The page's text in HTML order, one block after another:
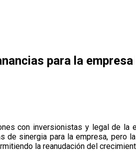
para la
con inversionistas y legal de la
de sinergia para la empresa,
la reanudación del